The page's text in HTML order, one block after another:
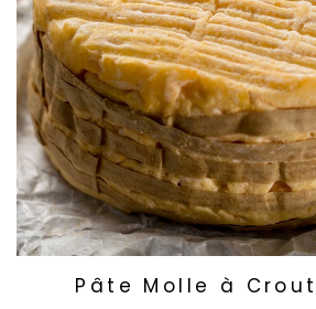
Pâte Molle à